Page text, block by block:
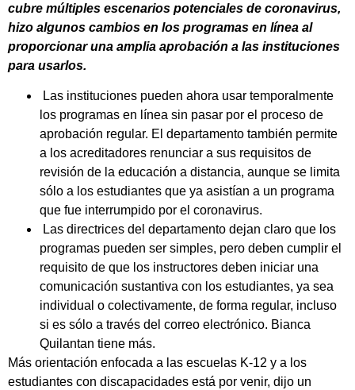
cubre múltiples escenarios potenciales de coronavirus,
hizo algunos cambios en los programas en línea al
proporcionar una amplia aprobación a las instituciones
para usarlos.
Las instituciones pueden ahora usar temporalmente
los programas en línea sin pasar por el proceso de
aprobación regular. El departamento también permite
a los acreditadores renunciar a sus requisitos de
revisión de la educación a distancia, aunque se limita
sólo a los estudiantes que ya asistían a un programa
que fue interrumpido por el coronavirus.
Las directrices del departamento dejan claro que los
programas pueden ser simples, pero deben cumplir el
requisito de que los instructores deben iniciar una
comunicación sustantiva con los estudiantes, ya sea
individual o colectivamente, de forma regular, incluso
si es sólo a través del correo electrónico. Bianca
Quilantan tiene más.
Más orientación enfocada a las escuelas K-12 y a los
estudiantes con discapacidades está por venir, dijo un